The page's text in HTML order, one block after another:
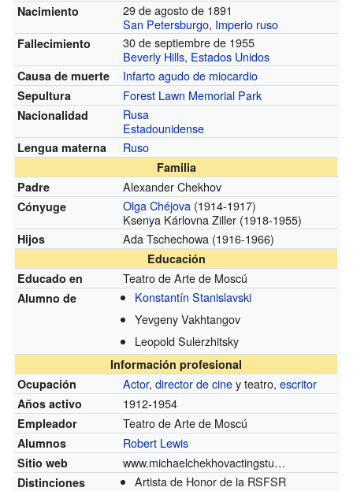
Nacimiento
29 de agosto de 1891
San Petersburgo, Imperio ruso
Fallecimiento
30 de septiembre de 1955
Beverly Hills, Estados Unidos
Causa de muerte Infarto agudo de miocardio
Sepultura Forest Lawn Memorial Park
Nacionalidad
Rusa
Estadounidense
Lengua materna Ruso
Familia
Padre
Alexander Chekhov
Cónyuge Olga Chéjova (1914-1917)
Ksenya Kárlovna Ziller (1918-1955)
Hijos Ada Tschechowa (1916-1966)
Educación
Educado en
Teatro de Arte de Moscú
Alumno de
Konstantín Stanislavski
Yevgeny Vakhtangov
Leopold Sulerzhitsky
Información profesional
Ocupación
Actor,director de ciney teatro,escritor
Años activo 1912-1954
Empleador Teatro de Arte de Moscú
Alumnos Robert Lewis
Sitio web www.michaelchekhovactingstudio.com
Distinciones
Artista de Honor de la RSFSR